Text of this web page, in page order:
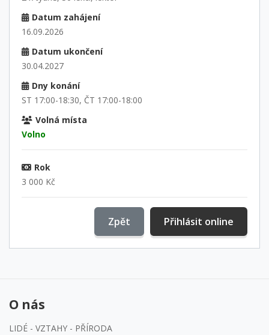
Datum zahájení
16.09.2026
Datum ukončení
30.04.2027
Dny konání
ST 17:00-18:30, ČT 17:00-18:00
Volná místa
Volno
Rok
3 000 Kč
Přihlásit online
Zpět
O nás
LIDÉ - VZTAHY - PŘÍRODA